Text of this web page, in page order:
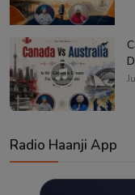
Radio Haanji App